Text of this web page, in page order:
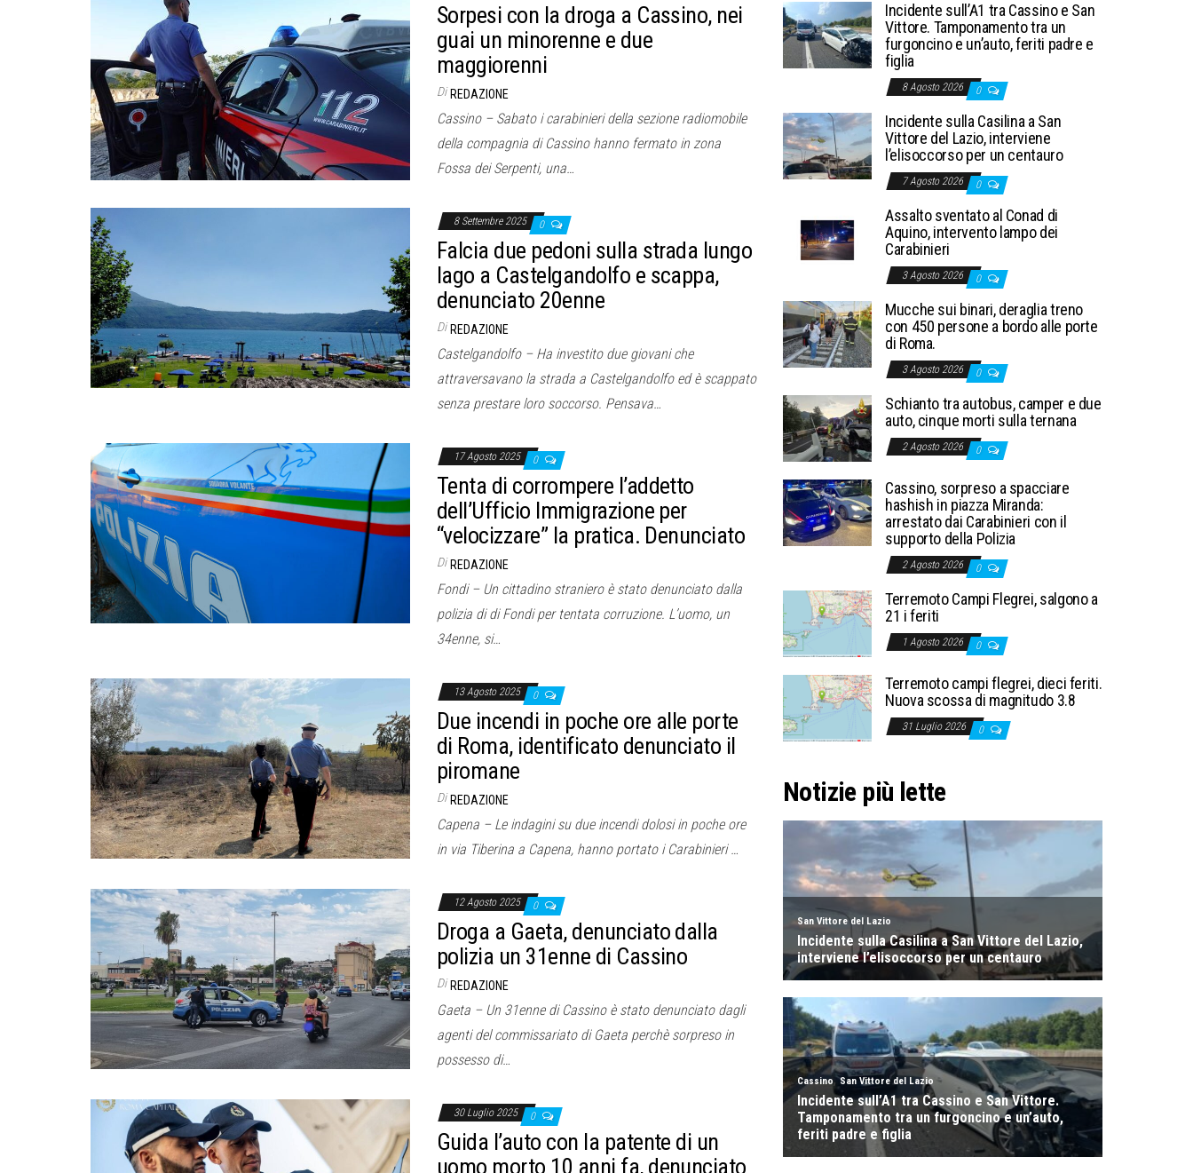
Sorpesi con la droga a Cassino, nei
guai un minorenne e due
maggiorenni
Di REDAZIONE
Cassino – Sabato i carabinieri della sezione radiomobile
della compagnia di Cassino hanno fermato in zona
Fossa dei Serpenti, una…
8 Settembre 2025 0
Falcia due pedoni sulla strada lungo
lago a Castelgandolfo e scappa,
denunciato 20enne
Di REDAZIONE
Castelgandolfo – Ha investito due giovani che
attraversavano la strada a Castelgandolfo ed è scappato
senza prestare loro soccorso. Pensava…
17 Agosto 2025 0
Tenta di corrompere l’addetto
dell’Ufficio Immigrazione per
“velocizzare” la pratica. Denunciato
Di REDAZIONE
Fondi – Un cittadino straniero è stato denunciato dalla
polizia di di Fondi per tentata corruzione. L’uomo, un
34enne, si…
13 Agosto 2025 0
Due incendi in poche ore alle porte
di Roma, identificato denunciato il
piromane
Di REDAZIONE
Capena – Le indagini su due incendi dolosi in poche ore
in via Tiberina a Capena, hanno portato i Carabinieri …
12 Agosto 2025 0
Droga a Gaeta, denunciato dalla
polizia un 31enne di Cassino
Di REDAZIONE
Gaeta – Un 31enne di Cassino è stato denunciato dagli
agenti del commissariato di Gaeta perchè sorpreso in
possesso di…
30 Luglio 2025 0
Guida l’auto con la patente di un
uomo morto 10 anni fa, denunciato
Incidente sull’A1 tra Cassino e San
Vittore. Tamponamento tra un
furgoncino e un’auto, feriti padre e
figlia
8 Agosto 2026 0
Incidente sulla Casilina a San
Vittore del Lazio, interviene
l’elisoccorso per un centauro
7 Agosto 2026 0
Assalto sventato al Conad di
Aquino, intervento lampo dei
Carabinieri
3 Agosto 2026 0
Mucche sui binari, deraglia treno
con 450 persone a bordo alle porte
di Roma.
3 Agosto 2026 0
Schianto tra autobus, camper e due
auto, cinque morti sulla ternana
2 Agosto 2026 0
Cassino, sorpreso a spacciare
hashish in piazza Miranda:
arrestato dai Carabinieri con il
supporto della Polizia
2 Agosto 2026 0
Terremoto Campi Flegrei, salgono a
21 i feriti
1 Agosto 2026 0
Terremoto campi flegrei, dieci feriti.
Nuova scossa di magnitudo 3.8
31 Luglio 2026 0
Notizie più lette